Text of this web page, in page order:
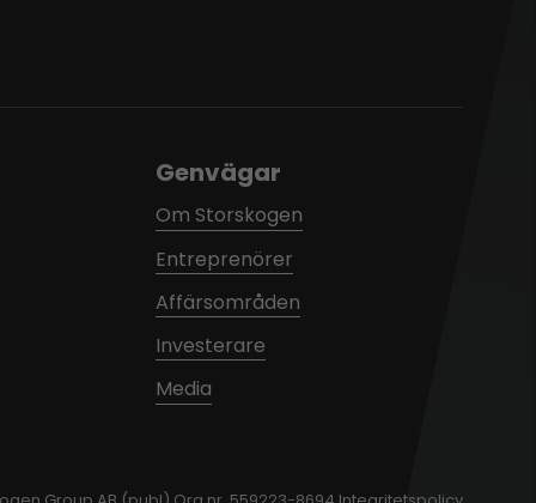
Genvägar
Om Storskogen
Entreprenörer
Affärsområden
Investerare
Media